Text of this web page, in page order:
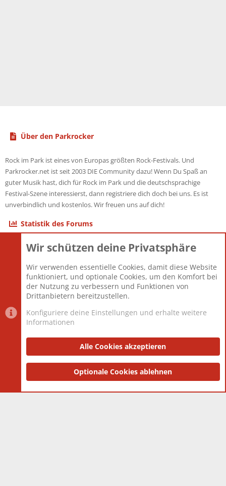
Über den Parkrocker
Rock im Park ist eines von Europas größten Rock-Festivals. Und
Parkrocker.net ist seit 2003 DIE Community dazu! Wenn Du Spaß an
guter Musik hast, dich für Rock im Park und die deutschsprachige
Festival-Szene interessierst, dann registriere dich doch bei uns. Es ist
unverbindlich und kostenlos. Wir freuen uns auf dich!
Statistik des Forums
Themen
Mitglieder
12.427
Neuestes Mitglied
Berlin
Datenschutzerklärung Impressum
Community platform by XenForo® © 2010-2025 XenForo Ltd.
and add-ons by ThemeHouse
Wir schützen deine Privatsphäre
Wir verwenden essentielle Cookies, damit diese Website
funktioniert, und optionale Cookies, um den Komfort bei
der Nutzung zu verbessern und Funktionen von
Drittanbietern bereitzustellen.
Konfiguriere deine Einstellungen und erhalte weitere
Informationen
Alle Cookies akzeptieren
Optionale Cookies ablehnen